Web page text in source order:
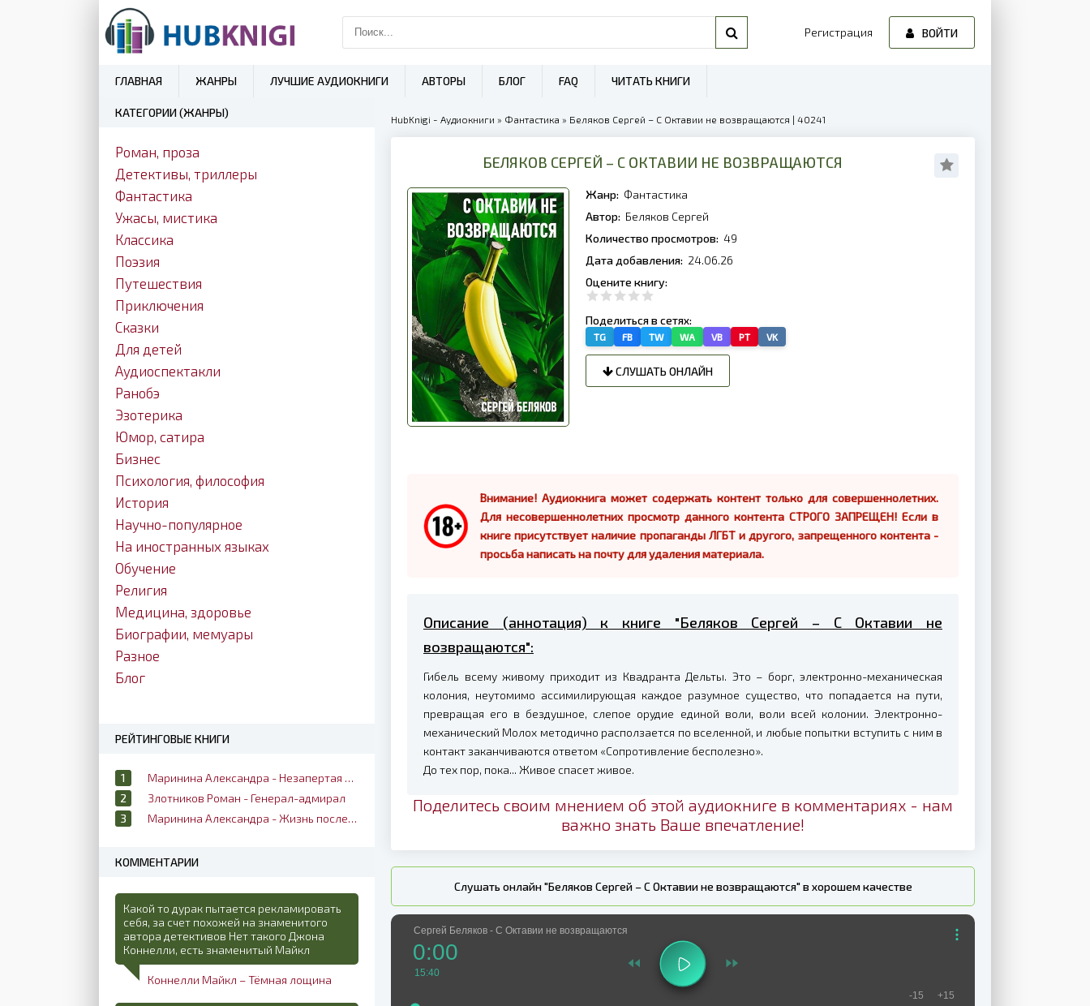
Регистрация ВОЙТИ
ГЛАВНАЯ ЖАНРЫ ЛУЧШИЕ АУДИОКНИГИ АВТОРЫ БЛОГ FAQ ЧИТАТЬ КНИГИ
HubKnigi - Аудиокниги » Фантастика » Беляков Сергей – С Октавии не возвращаются | 40241
БЕЛЯКОВ СЕРГЕЙ – С ОКТАВИИ НЕ ВОЗВРАЩАЮТСЯ
Жанр: Фантастика
Автор: Беляков Сергей
Количество просмотров: 49
Дата добавления: 24.06.26
Оцените книгу:
Поделиться в сетях:
TG FB TW WA VB PT VK
СЛУШАТЬ ОНЛАЙН
Внимание! Аудиокнига может содержать контент только для совершеннолетних.
Для несовершеннолетних просмотр данного контента СТРОГО ЗАПРЕЩЕН! Если в
книге присутствует наличие пропаганды ЛГБТ и другого, запрещенного контента -
просьба написать на почту для удаления материала.
Описание (аннотация) к книге "Беляков Сергей – С Октавии не
возвращаются":
Гибель всему живому приходит из Квадранта Дельты. Это – борг, электронно-механическая
колония, неутомимо ассимилирующая каждое разумное существо, что попадается на пути,
превращая его в бездушное, слепое орудие единой воли, воли всей колонии. Электронно-
механический Молох методично расползается по вселенной, и любые попытки вступить с ним в
контакт заканчиваются ответом «Сопротивление бесполезно».
До тех пор, пока... Живое спасет живое.
Поделитесь своим мнением об этой аудиокниге в комментариях - нам
важно знать Ваше впечатление!
Слушать онлайн "Беляков Сергей – С Октавии не возвращаются" в хорошем качестве
Сергей Беляков - С Октавии не возвращаются
0:00
15:40
-15 +15
КАТЕГОРИИ (ЖАНРЫ)
Роман, проза
Детективы, триллеры
Фантастика
Ужасы, мистика
Классика
Поэзия
Путешествия
Приключения
Сказки
Для детей
Аудиоспектакли
Ранобэ
Эзотерика
Юмор, сатира
Бизнес
Психология, философия
История
Научно-популярное
На иностранных языках
Обучение
Религия
Медицина, здоровье
Биографии, мемуары
Разное
Блог
РЕЙТИНГОВЫЕ КНИГИ
Маринина Александра - Незапертая дверь
Злотников Роман - Генерал-адмирал
Маринина Александра - Жизнь после жизни
КОММЕНТАРИИ
Какой то дурак пытается рекламировать
себя, за счет похожей на знаменитого
автора детективов Нет такого Джона
Коннелли, есть знаменитый Майкл
Коннелли Майкл – Тёмная лощина